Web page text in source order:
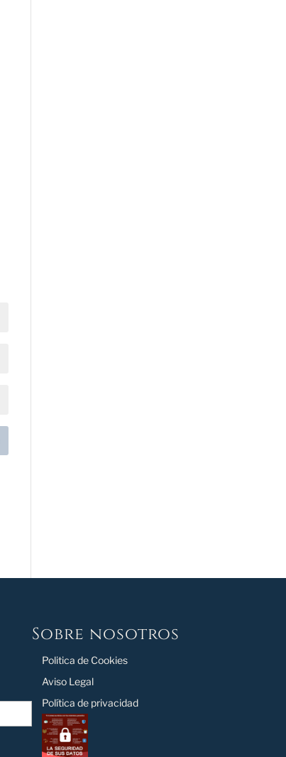
Sobre nosotros
Politica de Cookies
Aviso Legal
Política de privacidad